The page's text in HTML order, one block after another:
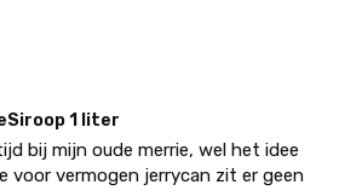
1 liter
bij mijn oude merrie, wel het idee
voor vermogen jerrycan zit er geen